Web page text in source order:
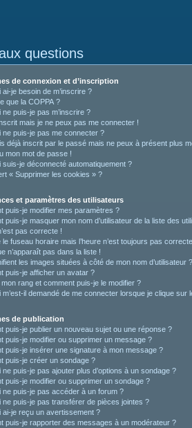
questions
de connexion et d’inscription
ai-je besoin de m’inscrire ?
que la COPPA ?
ne puis-je pas m’inscrire ?
mais je ne peux pas me connecter !
ne puis-je pas me connecter ?
déjà inscrit par le passé mais ne peux à présent plus
mon mot de passe !
suis-je déconnecté automatiquement ?
« Supprimer les cookies » ?
et paramètres des utilisateurs
puis-je modifier mes paramètres ?
puis-je masquer mon nom d’utilisateur de la liste des
pas correcte !
le fuseau horaire mais l’heure n’est toujours pas
n’apparaît pas dans la liste !
les images situées à côté de mon nom d’utilisateur ?
puis-je afficher un avatar ?
rang et comment puis-je le modifier ?
m’est-il demandé de me connecter lorsque je clique sur
de publication
puis-je publier un nouveau sujet ou une réponse ?
puis-je modifier ou supprimer un message ?
puis-je insérer une signature à mon message ?
puis-je créer un sondage ?
ne puis-je pas ajouter plus d’options à un sondage ?
puis-je modifier ou supprimer un sondage ?
ne puis-je pas accéder à un forum ?
ne puis-je pas transférer de pièces jointes ?
ai-je reçu un avertissement ?
puis-je rapporter des messages à un modérateur ?